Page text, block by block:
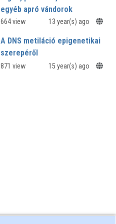
egyéb apró vándorok
Kutatók éjszakája, 2012
664 view 13 year(s) ago
A DNS metiláció epigenetikai
szerepéről
871 view 15 year(s) ago